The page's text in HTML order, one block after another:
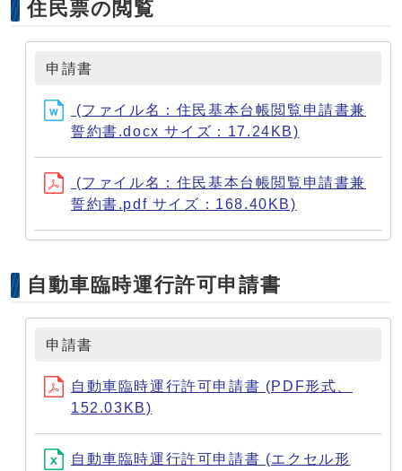
住民票の閲覧
申請書
(ファイル名：住民基本台帳閲覧申請書兼
誓約書.docx サイズ：17.24KB)
(ファイル名：住民基本台帳閲覧申請書兼
誓約書.pdf サイズ：168.40KB)
自動車臨時運行許可申請書
申請書
自動車臨時運行許可申請書 (PDF形式、
152.03KB)
自動車臨時運行許可申請書 (エクセル形